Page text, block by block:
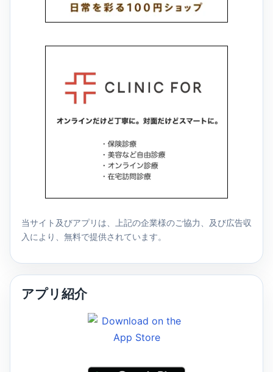
当サイト及びアプリは、上記の企業様のご協力、及び広告収
入により、無料で提供されています。
アプリ紹介